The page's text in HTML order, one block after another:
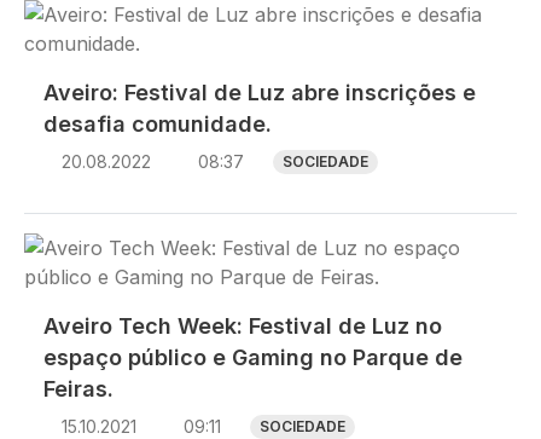
Imagem
Aveiro: Festival de Luz abre inscrições e
desafia comunidade.
20.08.2022 08:37 SOCIEDADE
Imagem
Aveiro Tech Week: Festival de Luz no
espaço público e Gaming no Parque de
Feiras.
15.10.2021 09:11 SOCIEDADE